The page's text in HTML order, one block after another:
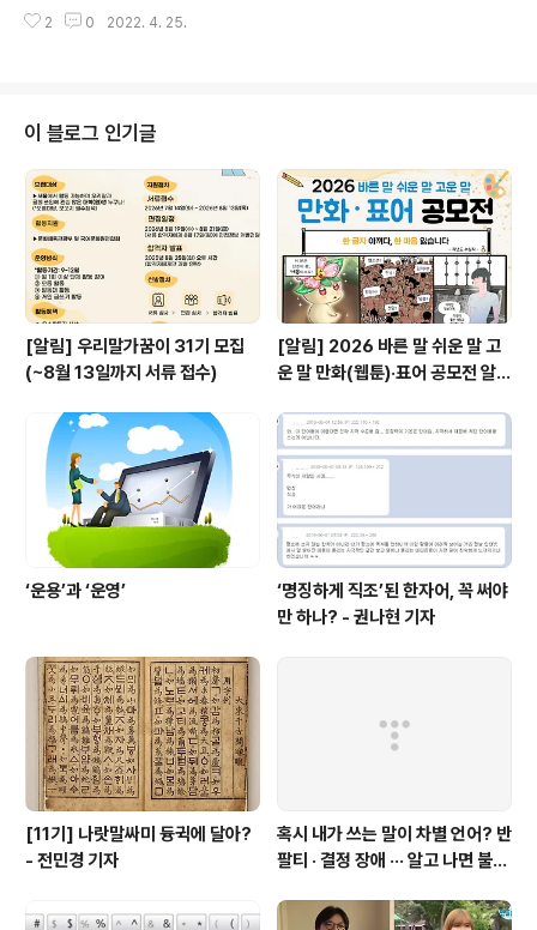
고 이 선정됐다. 특이하게도 형제가 함께 응모한 작품이었
많은 기업과 관공서에서는 ‘무인화’ 열풍이 불었다. 코로나
이다. “엄마가 햄버거 먹고 싶어서 집 앞 가게에 가서 주문
하려는데 키오스크를 잘 못 다뤄서 20분동안 헤매다 그냥
집에 돌아왔다고, 화난다고 전화했다. 말하시다가 엄마가
울었다. 엄마 이제 끝났다고 울었다.” 이 글은 1만 4천회 넘
게 공유될 정도로 뜨거운 감자였고, 이런 현상에 대해 ‘디지
털 소외’ 또는 ‘디..
2 0 2022. 4. 25.
이 블로그 인기글
[알림] 우리말가꿈이 31기 모집
(~8월 13일까지 서류 접수)
[알림] 2026 바른 말 쉬운 말 고
운 말 만화(웹툰)·표어 공모전 알림
‘운용’과 ‘운영’
‘명징하게 직조’된 한자어, 꼭 써야
만 하나? - 권나현 기자
[11기] 나랏말싸미 듕귁에 달아?
- 전민경 기자
혹시 내가 쓰는 말이 차별 언어? 반
팔티 · 결정 장애 ··· 알고 나면 불편